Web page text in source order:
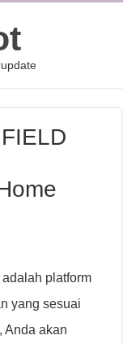
platform
yang sesuai
Anda akan